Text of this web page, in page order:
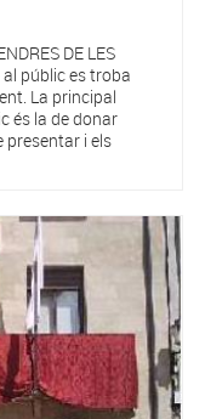
DE LES
públic es troba
La principal
és la de donar
presentar i els